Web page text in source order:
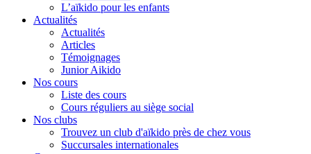
L’aïkido pour les enfants
Actualités
Actualités
Articles
Témoignages
Junior Aikido
Nos cours
Liste des cours
Cours réguliers au siège social
Nos clubs
Trouvez un club d'aïkido près de chez vous
Succursales internationales